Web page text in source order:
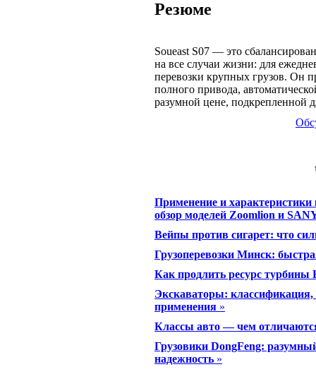
Резюме
Soueast S07 — это
на все случаи жизни: для
перевозки крупных грузов. Он
полного привода,
разумной цене, подкрепленной
Применение и
обзор моделей Zoomlion и
Вейпы против сигарет: что
Грузоперевозки Минск:
Как продлить ресурс
Экскаваторы:
применения »
Классы авто — чем
Грузовики DongFeng:
надежность »